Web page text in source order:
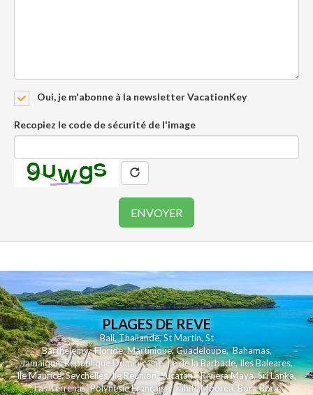
Oui, je m'abonne à la newsletter VacationKey
Recopiez le code de sécurité de l'image
PLAGES DE REVE
Bali,Thailande,St Martin,St
Barthelemy,Floride,Martinique,Guadeloupe,Bahamas,
Jamaique,Republique Dominicaine,Ile de la Barbade,Iles Baleares,
Ile Maurice,Seychelles,Ile Reunion,Yucatan - Riviera Maya,Sri Lanka,
Las Terrenas,Polynesie Française,Tahiti,Moorea, Bora Bora